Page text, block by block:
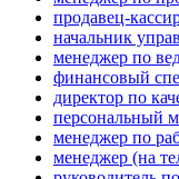
продавец-
начальник
менеджер по
финансовый
директор по
персональный
менеджер по
менеджер (на